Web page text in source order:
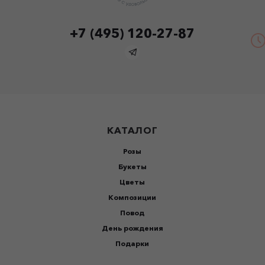
+7 (495) 120-27-87
КАТАЛОГ
Розы
Букеты
Цветы
Композиции
Повод
День рождения
Подарки